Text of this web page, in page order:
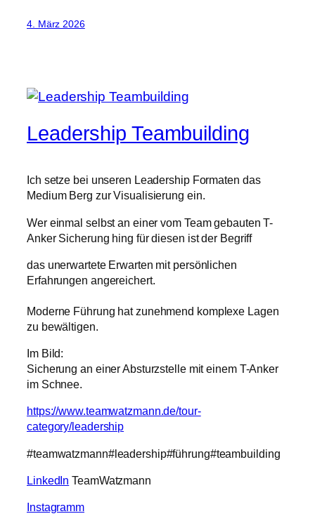
4. März 2026
Leadership Teambuilding
Ich setze bei unseren Leadership Formaten das
Medium Berg zur Visualisierung ein.
Wer einmal selbst an einer vom Team gebauten T-
Anker Sicherung hing für diesen ist der Begriff
das unerwartete Erwarten mit persönlichen
Erfahrungen angereichert.
Moderne Führung hat zunehmend komplexe Lagen
zu bewältigen.
Im Bild:
Sicherung an einer Absturzstelle mit einem T-Anker
im Schnee.
https://www.teamwatzmann.de/tour-
category/leadership
#teamwatzmann#leadership#führung#teambuilding
LinkedIn TeamWatzmann
Instagramm